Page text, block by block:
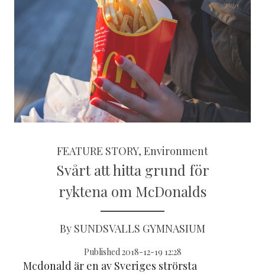
FEATURE STORY, Environment
Svårt att hitta grund för
ryktena om McDonalds
By SUNDSVALLS GYMNASIUM
Published 2018-12-19 12:28
Mcdonald är en av Sveriges strörsta